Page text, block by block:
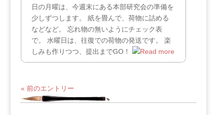
日の月曜は、今週末にある本部研究会の準備を
少しずつします。 紙を畳んで、荷物に詰める
などなど。 忘れ物の無いようにチェック表
で。 水曜日は、往復での荷物の発送です。 楽
しみも作りつつ、提出までGO！
« 前のエントリー